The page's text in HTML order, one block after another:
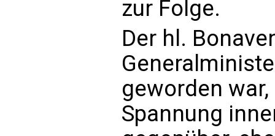
zur Folge.
Der hl.
geworden
Spannung